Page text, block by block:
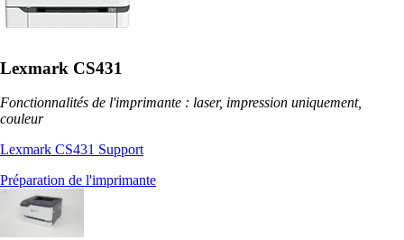
Lexmark CS431
Fonctionnalités de l'imprimante : laser, impression uniquement,
couleur
Lexmark CS431 Support
Préparation de l'imprimante